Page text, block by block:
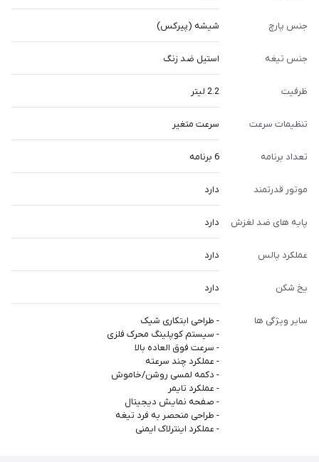
جنس پارچ شیشه (پیرکس)
جنس تیغه استیل ضد زنگ
ظرفیت 2.2 لیتر
تنظیمات سرعت سرعت متغیر
تعداد برنامه 6 برنامه
موتور قدرتمند دارد
پایه های ضد لغزش دارد
عملکرد پالس دارد
یخ شکن دارد
سایر ویژگی ها
- طراحی ابتکاری شیک
- سیستم کوپلینگ محرک فلزی
- سرعت فوق العاده بالا
- عملکرد چند سرعته
- دکمه لمسی روشن/خاموش
- عملکرد تایمر
- صفحه نمایش دیجیتال
- طراحی منحصر به فرد تیغه
- عملکرد اینترلاک ایمنی